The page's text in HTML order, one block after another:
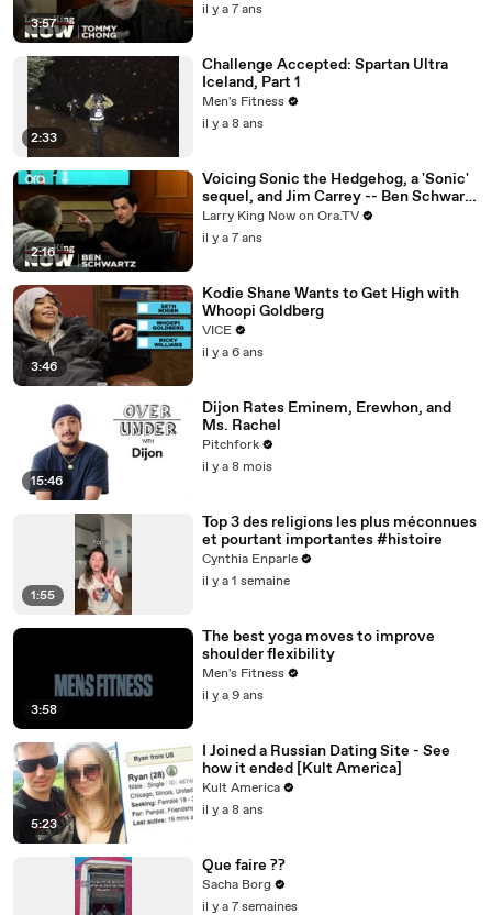
3:57
il y a 7 ans
2:33
Challenge Accepted: Spartan Ultra
Iceland, Part 1
Men's Fitness
il y a 8 ans
2:16
Voicing Sonic the Hedgehog, a 'Sonic'
sequel, and Jim Carrey -- Ben Schwartz
answers your social media questions
Larry King Now on Ora.TV
il y a 7 ans
3:46
Kodie Shane Wants to Get High with
Whoopi Goldberg
VICE
il y a 6 ans
15:46
Dijon Rates Eminem, Erewhon, and
Ms. Rachel
Pitchfork
il y a 8 mois
1:55
Top 3 des religions les plus méconnues
et pourtant importantes #histoire
Cynthia Enparle
il y a 1 semaine
3:58
The best yoga moves to improve
shoulder flexibility
Men's Fitness
il y a 9 ans
5:23
I Joined a Russian Dating Site - See
how it ended [Kult America]
Kult America
il y a 8 ans
Que faire ??
Sacha Borg
il y a 7 semaines